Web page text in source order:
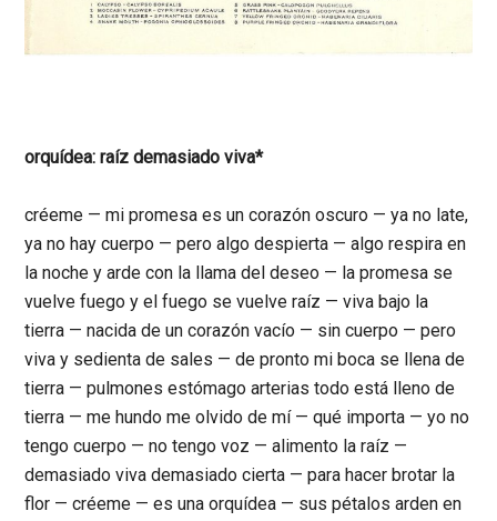
orquídea: raíz demasiado viva*
créeme —mi promesa es un corazón oscuro —ya no late,
ya no hay cuerpo —pero algo despierta —algo respira en
la noche y arde con la llama del deseo — la promesa se
vuelve fuego y el fuego se vuelve raíz —viva bajo la
tierra —nacida de un corazón vacío — sin cuerpo —pero
viva y sedienta de sales —de pronto mi boca se llena de
tierra —pulmones estómago arterias todo está lleno de
tierra —me hundo me olvido de mí —qué importa —yo no
tengo cuerpo —no tengo voz —alimento la raíz —
demasiado viva demasiado cierta —para hacer brotar la
flor —créeme —es una orquídea — sus pétalos arden en